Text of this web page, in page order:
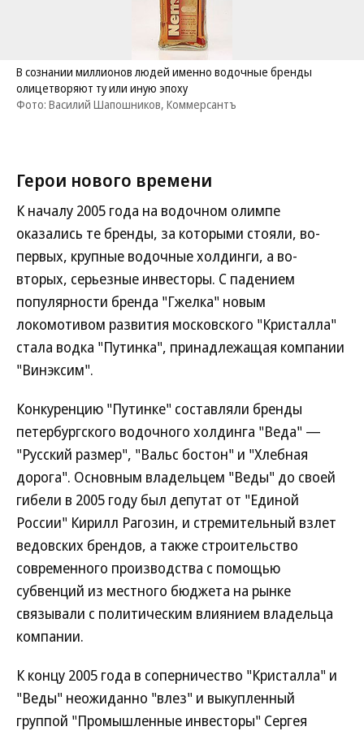
В сознании миллионов людей именно водочные бренды
олицетворяют ту или иную эпоху
Фото: Василий Шапошников, Коммерсантъ
Герои нового времени
К началу 2005 года на водочном олимпе
оказались те бренды, за которыми стояли, во-
первых, крупные водочные холдинги, а во-
вторых, серьезные инвесторы. С падением
популярности бренда "Гжелка" новым
локомотивом развития московского "Кристалла"
стала водка "Путинка", принадлежащая компании
"Винэксим".
Конкуренцию "Путинке" составляли бренды
петербургского водочного холдинга "Веда" —
"Русский размер", "Вальс бостон" и "Хлебная
дорога". Основным владельцем "Веды" до своей
гибели в 2005 году был депутат от "Единой
России" Кирилл Рагозин, и стремительный взлет
ведовских брендов, а также строительство
современного производства с помощью
субвенций из местного бюджета на рынке
связывали с политическим влиянием владельца
компании.
К концу 2005 года в соперничество "Кристалла" и
"Веды" неожиданно "влез" и выкупленный
группой "Промышленные инвесторы" Сергея